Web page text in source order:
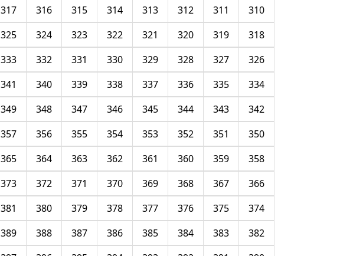
310
311
312
313
314
315
316
317
318
319
320
321
322
323
324
325
326
327
328
329
330
331
332
333
334
335
336
337
338
339
340
341
342
343
344
345
346
347
348
349
350
351
352
353
354
355
356
357
358
359
360
361
362
363
364
365
366
367
368
369
370
371
372
373
374
375
376
377
378
379
380
381
382
383
384
385
386
387
388
389